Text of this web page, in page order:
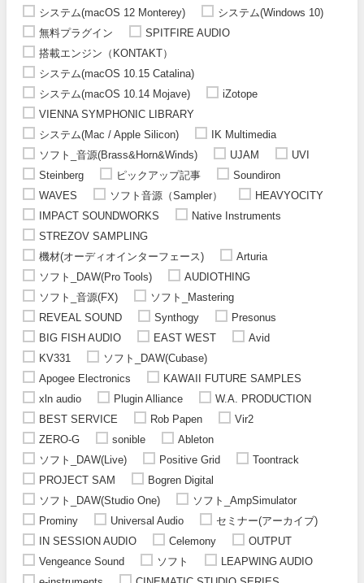
システム(macOS 12 Monterey)
システム(Windows 10)
無料プラグイン
SPITFIRE AUDIO
搭載エンジン（KONTAKT）
システム(macOS 10.15 Catalina)
システム(macOS 10.14 Mojave)
iZotope
VIENNA SYMPHONIC LIBRARY
システム(Mac / Apple Silicon)
IK Multimedia
ソフト_音源(Brass&Horn&Winds)
UJAM
UVI
Steinberg
ピックアップ記事
Soundiron
WAVES
ソフト音源（Sampler）
HEAVYOCITY
IMPACT SOUNDWORKS
Native Instruments
STREZOV SAMPLING
機材(オーディオインターフェース)
Arturia
ソフト_DAW(Pro Tools)
AUDIOTHING
ソフト_音源(FX)
ソフト_Mastering
REVEAL SOUND
Synthogy
Presonus
BIG FISH AUDIO
EAST WEST
Avid
KV331
ソフト_DAW(Cubase)
Apogee Electronics
KAWAII FUTURE SAMPLES
xln audio
Plugin Alliance
W.A. PRODUCTION
BEST SERVICE
Rob Papen
Vir2
ZERO-G
sonible
Ableton
ソフト_DAW(Live)
Positive Grid
Toontrack
PROJECT SAM
Bogren Digital
ソフト_DAW(Studio One)
ソフト_AmpSimulator
Prominy
Universal Audio
セミナー(アーカイブ)
IN SESSION AUDIO
Celemony
OUTPUT
Vengeance Sound
ソフト
LEAPWING AUDIO